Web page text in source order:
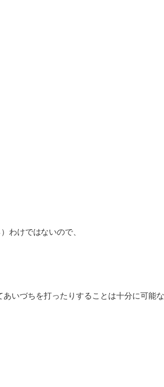
わけではないので、
いづちを打ったりすることは十分に可能な